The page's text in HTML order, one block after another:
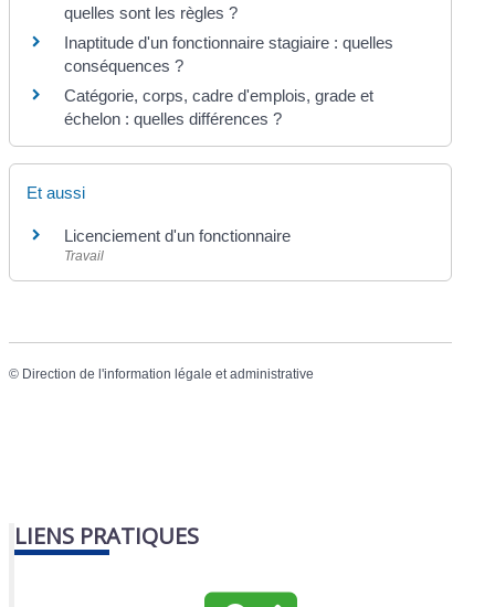
quelles sont les règles ?
Inaptitude d'un fonctionnaire stagiaire : quelles
conséquences ?
Catégorie, corps, cadre d'emplois, grade et
échelon : quelles différences ?
Et aussi
Licenciement d'un fonctionnaire
Travail
© Direction de l'information légale et administrative
LIENS PRATIQUES